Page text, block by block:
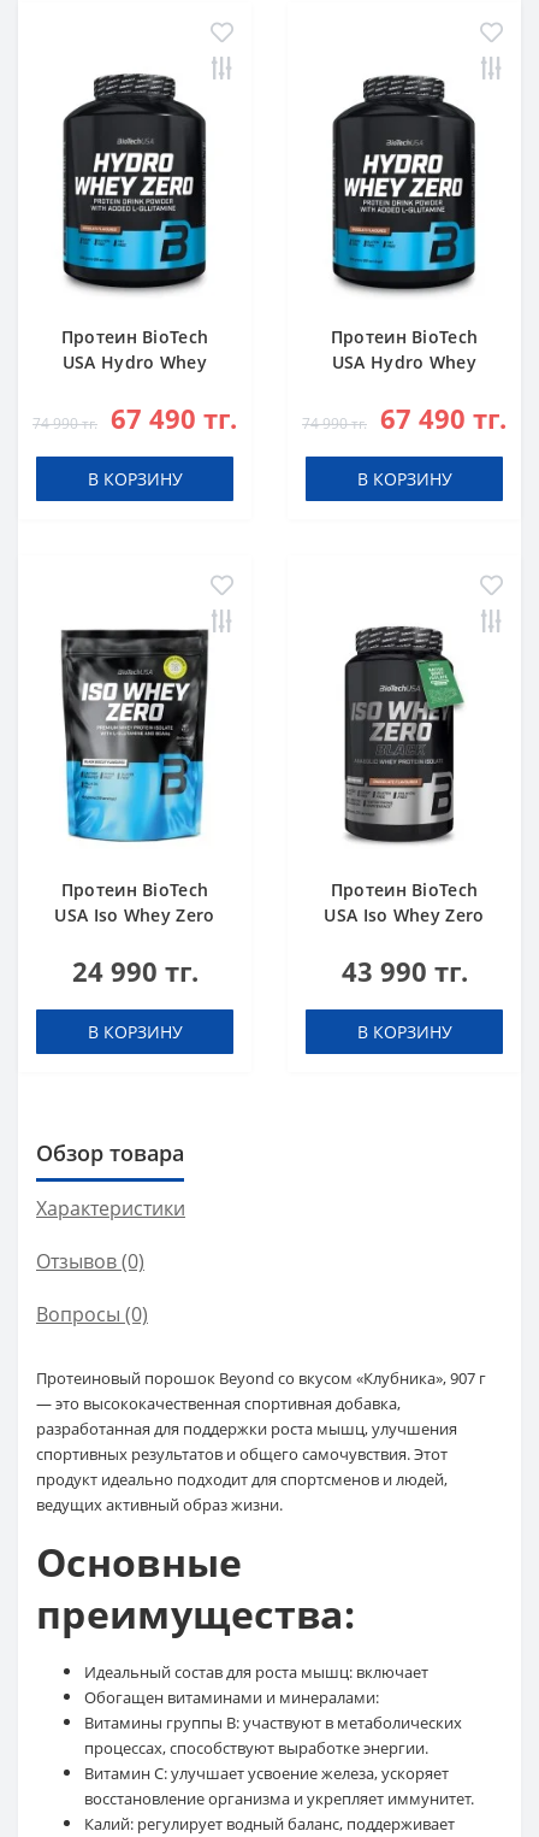
Протеин BioTech
USA Hydro Whey
g
74 990 тг. 67 490 тг.
В КОРЗИНУ
Протеин BioTech
USA Hydro Whey
74 990 тг. 67 490 тг.
В КОРЗИНУ
Протеин BioTech
USA Iso Whey Zero
454 g
24 990 тг.
В КОРЗИНУ
Протеин BioTech
USA Iso Whey Zero
43 990 тг.
В КОРЗИНУ
Обзор товара
Характеристики
Отзывов (0)
Вопросы (0)
Протеиновый порошок Beyond со вкусом «Клубника», 907 г
— это высококачественная спортивная добавка,
разработанная для поддержки роста мышц, улучшения
спортивных результатов и общего самочувствия. Этот
продукт идеально подходит для спортсменов и людей,
ведущих активный образ жизни.
Основные
преимущества:
Идеальный состав для роста мышц: включает
Обогащен витаминами и минералами:
Витамины группы B: участвуют в метаболических
процессах, способствуют выработке энергии.
Витамин C: улучшает усвоение железа, ускоряет
восстановление организма и укрепляет иммунитет.
Калий: регулирует водный баланс, поддерживает